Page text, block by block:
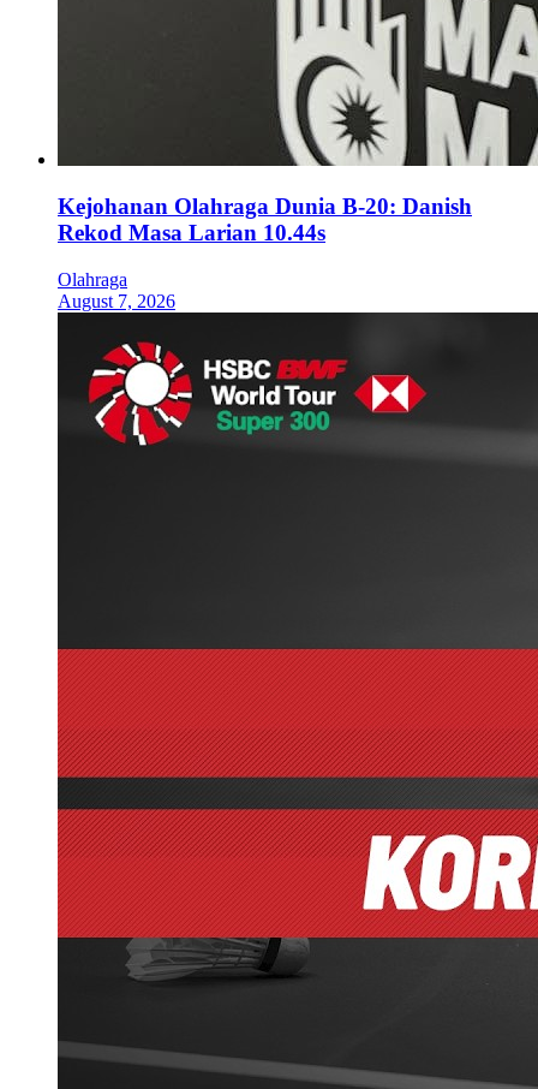
Kejohanan Olahraga Dunia B-20: Danish
Rekod Masa Larian 10.44s
Olahraga
August 7, 2026